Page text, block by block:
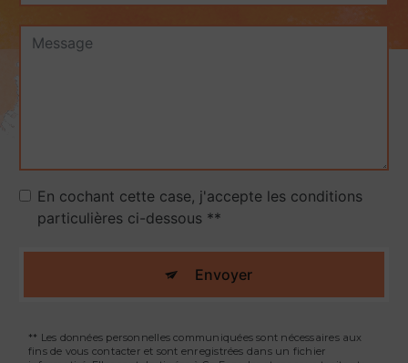
En cochant cette case, j'accepte les conditions
particulières ci-dessous **
Envoyer
** Les données personnelles communiquées sont nécessaires aux
fins de vous contacter et sont enregistrées dans un fichier